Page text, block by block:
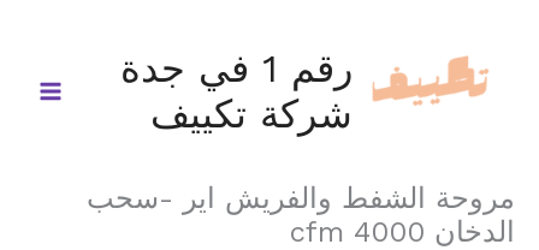
المحتوى
رقم 1 في جدة
شركة تكييف
مروحة الشفط والفريش اير -سحب
الدخان 4000 cfm